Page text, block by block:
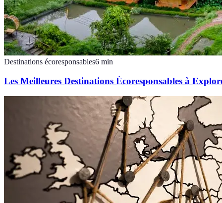
Destinations écoresponsables6 min
Les Meilleures Destinations Écoresponsables à